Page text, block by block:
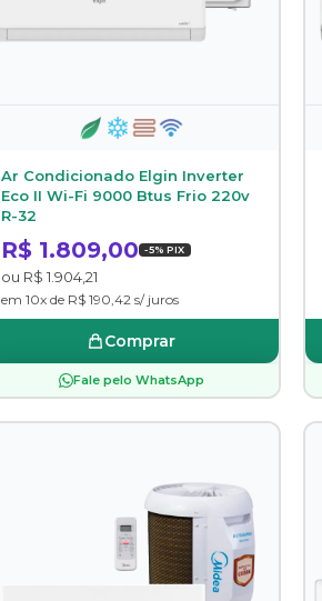
Ar Condicionado Elgin Inverter
Eco II Wi-Fi 9000 Btus Frio 220v
R-32
R$ 1.809,00 -5% PIX
ou R$ 1.904,21
em 10x de R$ 190,42 s/ juros
Comprar
Fale pelo WhatsApp